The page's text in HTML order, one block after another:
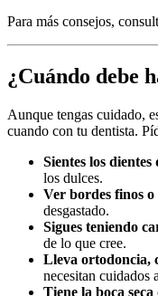
Para más consejos,
¿Cuándo debe
Aunque tengas cuidado,
cuando con tu dentista.
Sientes los
los dulces.
Ver bordes finos o
desgastado.
Sigues teniendo
de lo que cree.
Lleva ortodoncia,
necesitan cuidados
Tiene la boca